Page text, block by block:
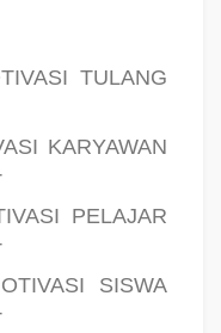
TULANG
KARYAWAN
PELAJAR
SISWA